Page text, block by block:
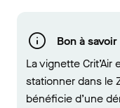
Bon à savoir
La vignette
stationner dans le
bénéficie d’une